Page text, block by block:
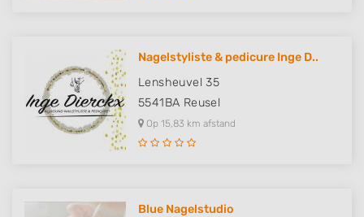
Nagelstyliste & pedicure Inge D..
Lensheuvel 35
5541BA Reusel
Op 15,83 km afstand
Blue Nagelstudio
Use profiles to select personalised content
Measure advertising performance
Measure content performance
Understand audiences through statistics
Develop and improve services